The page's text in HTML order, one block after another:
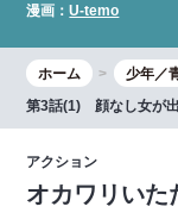
漫画：U-temo
ホーム 少年／
第3話(1) 顔なし女が
アクション
オカワリいた